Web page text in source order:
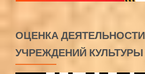
ОЦЕНКА ДЕЯТЕЛЬНОСТИ
УЧРЕЖДЕНИЙ КУЛЬТУРЫ